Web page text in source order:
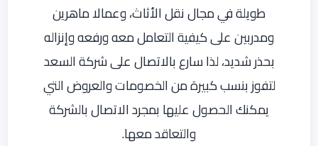
طويلة في مجال نقل الأثاث، وعمالا ماهرين
ومدربين على كيفية التعامل معه ورفعه وإنزاله
بحذر شديد، لذا سارع بالاتصال على شركة السعد
لتفوز بنسب كبيرة من الخصومات والعروض التي
يمكنك الحصول عليها بمجرد الاتصال بالشركة
والتعاقد معها.